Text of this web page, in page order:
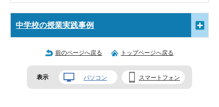
中学校の授業実践事例
前のページへ戻る トップページへ戻る
表示 パソコン スマートフォン